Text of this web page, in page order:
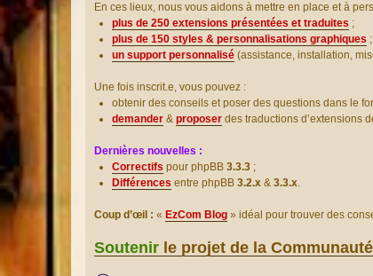
En ces lieux, nous vous aidons à mettre en place et à
plus de 250 extensions présentées et traduites ;
plus de 150 styles & personnalisations graphiques ;
un support personnalisé (assistance, installation,
Une fois inscrit.e, vous pouvez :
obtenir des conseils et poser des questions dans le
demander & proposer des traductions d’extensions
Dernières nouvelles :
Correctifs pour phpBB 3.3.3 ;
Différences entre phpBB 3.2.x & 3.3.x.
Coup d’œil : « EzCom Blog » idéal pour trouver des
Soutenir le projet de la